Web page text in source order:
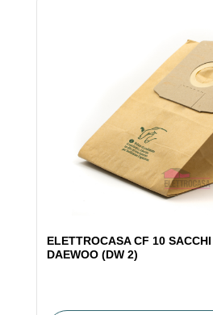
ELETTROCASA CF 10
DAEWOO (DW 2)